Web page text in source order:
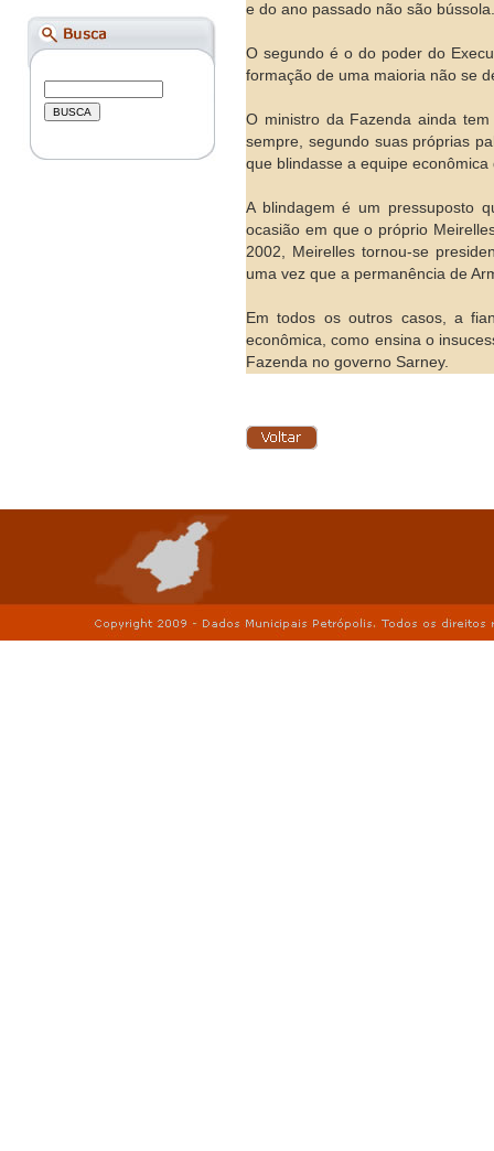
e do ano passado não são bússola.
O segundo é o do poder do
formação de uma maioria não se
O ministro da Fazenda ainda
sempre, segundo suas próprias
que blindasse a equipe
A blindagem é um pressuposto
ocasião em que o próprio
2002, Meirelles tornou-se
uma vez que a permanência de
Em todos os outros casos, a
econômica, como ensina o
Fazenda no governo Sarney.